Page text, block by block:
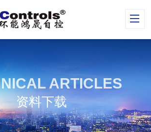
ARTICLES
资料下载